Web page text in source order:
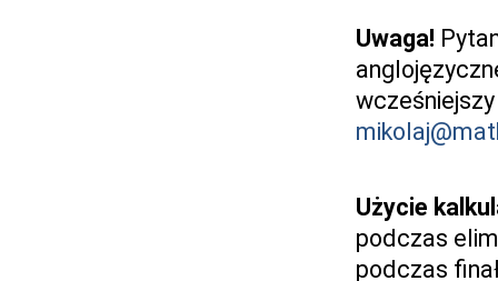
Uwaga!
Użycie
podczas
podczas